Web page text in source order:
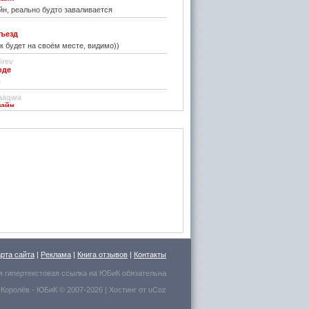
реально будто заваливается
будет на своём месте, видимо))
фото показалось, что это гриб в листьях
для сна выбрал.
сайта | Реклама | Книга отзывов | Контакты
ссылка на ЮБиК обязательна
- ЮБиК © 2007-2026 | Хостинг от uCoz